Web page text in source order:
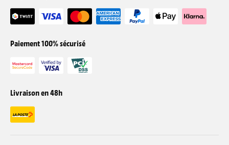
Paiement 100% sécurisé
Livraison en 48h